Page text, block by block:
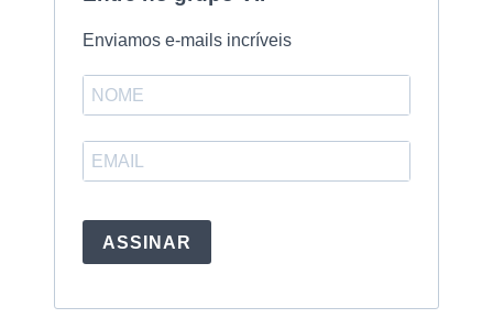
Enviamos e-mails incríveis
ASSINAR